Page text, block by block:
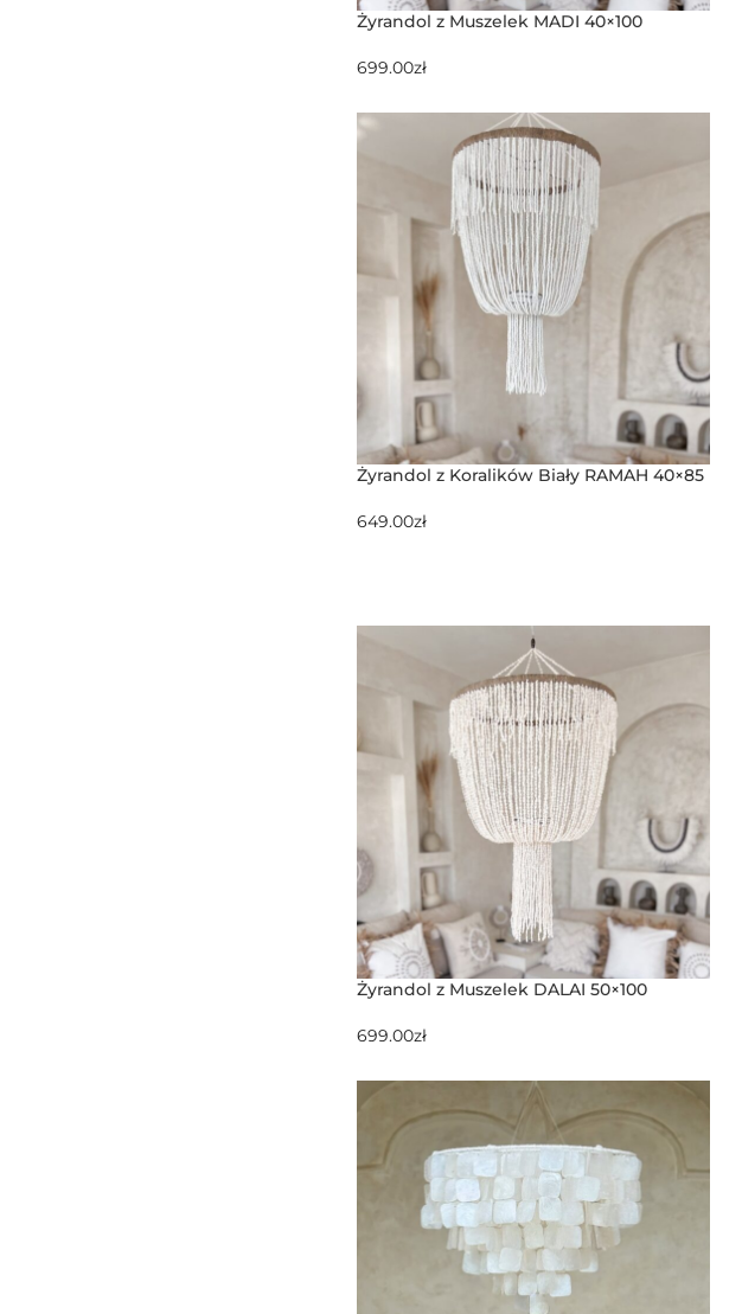
Żyrandol z Muszelek MADI 40×100
699.00zł
Żyrandol z Koralików Biały RAMAH 40×85
649.00zł
Żyrandol z Muszelek DALAI 50×100
699.00zł